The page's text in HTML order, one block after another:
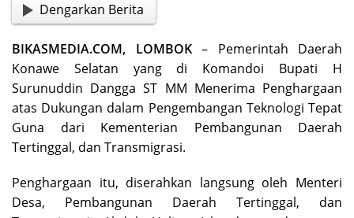
Dengarkan Berita
BIKASMEDIA.COM, LOMBOK– Pemerintah Daerah
Konawe Selatan yang di Komandoi Bupati H
Surunuddin Dangga ST MM Menerima Penghargaan
atas Dukungan dalam Pengembangan Teknologi Tepat
Guna dari Kementerian Pembangunan Daerah
Tertinggal, dan Transmigrasi.
Penghargaan itu, diserahkan langsung oleh Menteri
Desa, Pembangunan Daerah Tertinggal, dan